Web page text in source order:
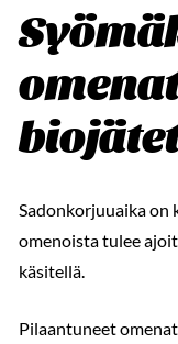
Sadonkorjuuaika on
omenoista tulee
käsitellä.
Pilaantuneet